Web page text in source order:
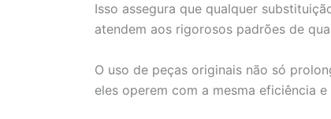
Isso assegura que qualquer
atendem aos rigorosos padrões de
O uso de peças originais não só
eles operem com a mesma eficiência